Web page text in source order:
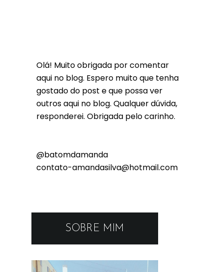
Olá! Muito obrigada por comentar
aqui no blog. Espero muito que tenha
gostado do post e que possa ver
outros aqui no blog. Qualquer dúvida,
responderei. Obrigada pelo carinho.
@batomdamanda
contato-amandasilva@hotmail.com
SOBRE MIM